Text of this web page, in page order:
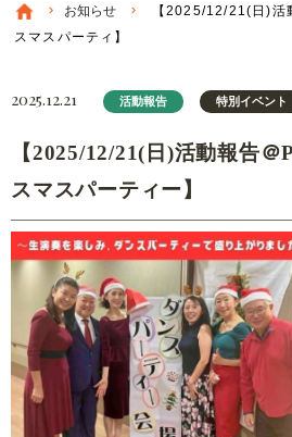
お知らせ
【2025/12/21(日)活
スマスパーティ】
2025.12.21 活動報告 特別イベント
【2025/12/21(日)活動報告＠
スマスパーティー】